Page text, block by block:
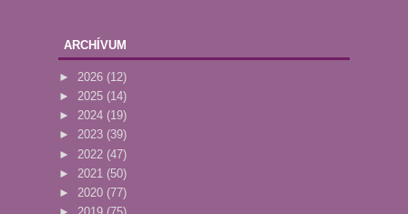
ARCHÍVUM
► 2026 (12)
► 2025 (14)
► 2024 (19)
► 2023 (39)
► 2022 (47)
► 2021 (50)
► 2020 (77)